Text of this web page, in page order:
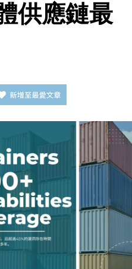
供應鏈最